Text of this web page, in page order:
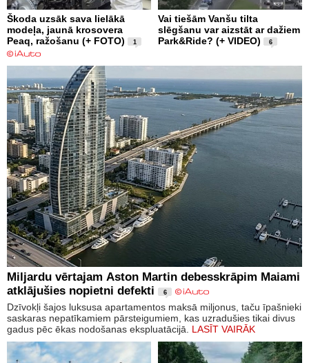
Škoda uzsāk sava lielākā
modeļa, jaunā krosovera
Peaq, ražošanu (+ FOTO)
1
Vai tiešām Vanšu tilta
slēgšanu var aizstāt ar dažiem
Park&Ride? (+ VIDEO)
6
Miljardu vērtajam Aston Martin debesskrāpim Maiami
atklājušies nopietni defekti
6
Dzīvokļi šajos luksusa apartamentos maksā miljonus, taču īpašnieki
saskaras nepatīkamiem pārsteigumiem, kas uzradušies tikai divus
gadus pēc ēkas nodošanas ekspluatācijā. LASĪT VAIRĀK